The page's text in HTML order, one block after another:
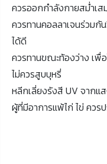
ควรออกกำลังกายสม่ำเส
ควรทานคอลลาเจนร่วมกั
ได้ดี
ควรทานขณะท้องว่าง เพื่
ไม่ควรสูบบุหรี่
หลีกเลี่ยงรังสี UV จากแ
ผู้ที่มีอาการแพ้ไก่ ไข่ ควร